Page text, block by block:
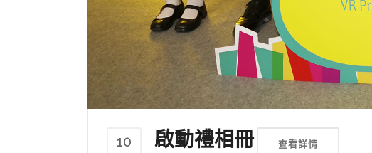
10 啟動禮相冊 查看詳情